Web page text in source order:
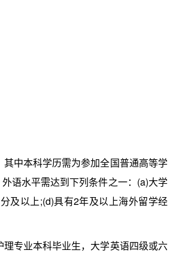
中本科学历需为参加全国普通高等学
语水平需达到下列条件之一：(a)大学
及以上;(d)具有2年及以上海外留学经
专业本科毕业生，大学英语四级或六